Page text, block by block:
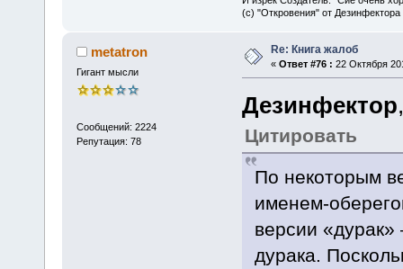
(с) "Откровения" от Дезинфектора
metatron
Гигант мысли
Сообщений: 2224
Репутация: 78
Re: Книга жалоб
« Ответ #76 : 22 Октября
Дезинфектор
Цитировать
По некоторым
именем-
версии
дурака.